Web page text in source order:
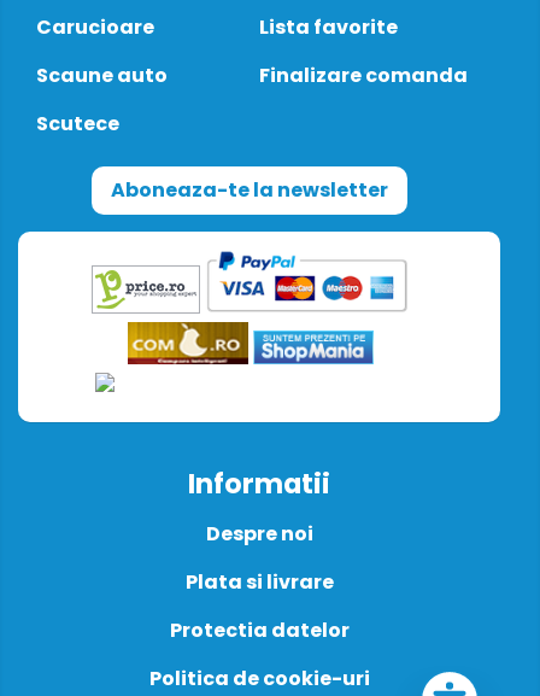
Carucioare
Scaune auto
Scutece
Lista favorite
Finalizare comanda
Aboneaza-te la newsletter
Informatii
Despre noi
Plata si livrare
Protectia datelor
Politica de cookie-uri